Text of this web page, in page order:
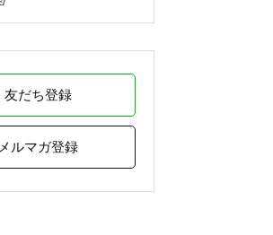
友だち登録
メルマガ登録